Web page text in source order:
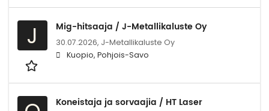
J Mig-hitsaaja / J-Metallikaluste Oy
30.07.2026, J-Metallikaluste Oy
Kuopio, Pohjois-Savo
Koneistaja ja sorvaajia / HT Laser